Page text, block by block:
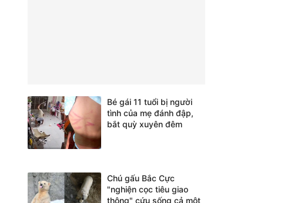
Bé gái 11 tuổi bị người
tình của mẹ đánh đập,
bắt quỳ xuyên đêm
Chú gấu Bắc Cực
"nghiện cọc tiêu giao
thông" cứu sống cả một